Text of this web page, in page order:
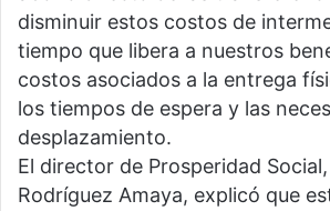
disminuir estos costos de
tiempo que libera a nuestros
costos asociados a la entrega
los tiempos de espera y las
desplazamiento.
El director de Prosperidad
Rodríguez Amaya, explicó que